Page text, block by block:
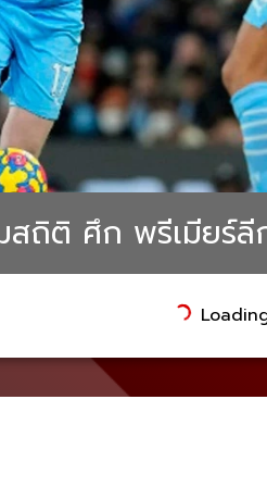
สถิติ ศึก พรีเมียร์ลี